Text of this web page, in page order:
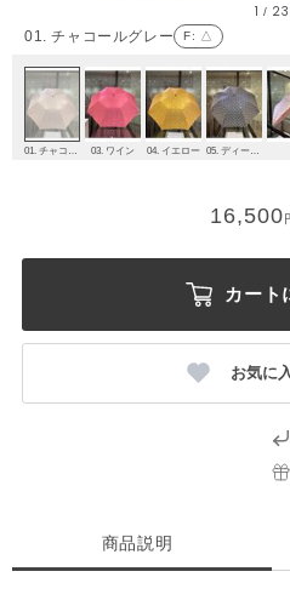
01. チャコールグレー F: △
1 / 23
03. ワイン 04. イエロー
16,500
カート
お気に
商品説明